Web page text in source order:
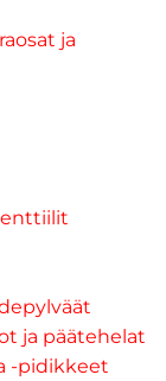
ja
ja päätehelat
-pidikkeet